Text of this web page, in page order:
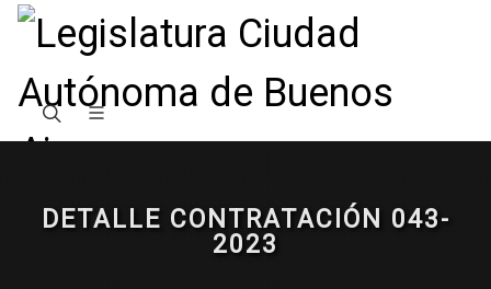
DETALLE CONTRATACIÓN 043-
2023